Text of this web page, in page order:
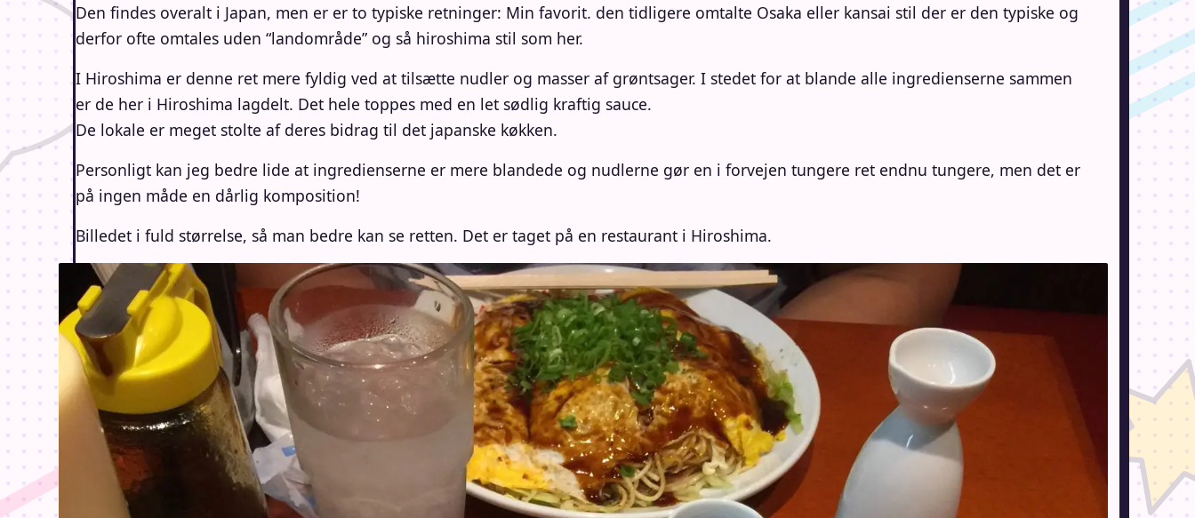
Den findes overalt i Japan, men er er to typiske retninger: Min favorit. den tidligere omtalte Osaka eller kansai stil der er den typiske og
derfor ofte omtales uden “landområde” og så hiroshima stil som her.
I Hiroshima er denne ret mere fyldig ved at tilsætte nudler og masser af grøntsager. I stedet for at blande alle ingredienserne sammen
er de her i Hiroshima lagdelt. Det hele toppes med en let sødlig kraftig sauce.
De lokale er meget stolte af deres bidrag til det japanske køkken.
Personligt kan jeg bedre lide at ingredienserne er mere blandede og nudlerne gør en i forvejen tungere ret endnu tungere, men det er
på ingen måde en dårlig komposition!
Billedet i fuld størrelse, så man bedre kan se retten. Det er taget på en restaurant i Hiroshima.